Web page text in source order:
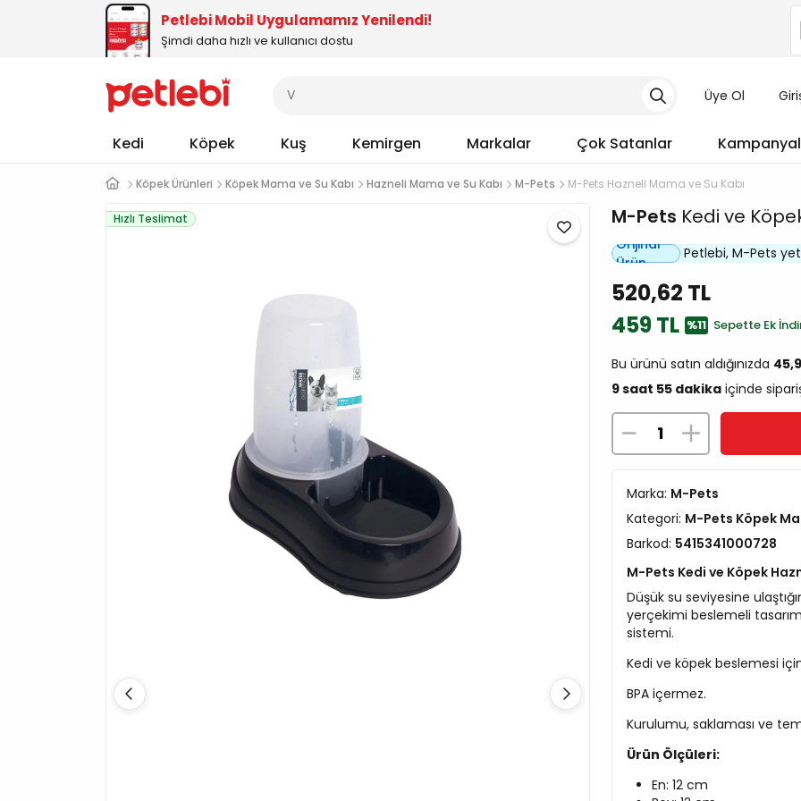
Petlebi Mobil Uygulamamız Yenilendi!
Şimdi daha hızlı ve kullanıcı dostu
Üye Ol
Kedi Köpek Kuş Kemirgen Markalar Çok Satanlar
Köpek Ürünleri Köpek Mama ve Su Kabı Hazneli Mama ve Su Kabı M-Pets M-Pets Hazneli Mama ve Su Kabı
Hızlı Teslimat M-Pets Kedi ve
Orijinal
Ürün
Petlebi, M-Pets
520,62 TL
459 TL %11 Sepette Ek
Bu ürünü satın aldığınızda
9 saat 55 dakika içinde
Marka: M-Pets
Kategori: M-Pets Köpek
Barkod: 5415341000728
M-Pets Kedi ve Köpek
Düşük su seviyesine
yerçekimi beslemeli
sistemi.
Kedi ve köpek beslemesi
BPA içermez.
Kurulumu, saklaması ve
Ürün Ölçüleri:
En: 12 cm